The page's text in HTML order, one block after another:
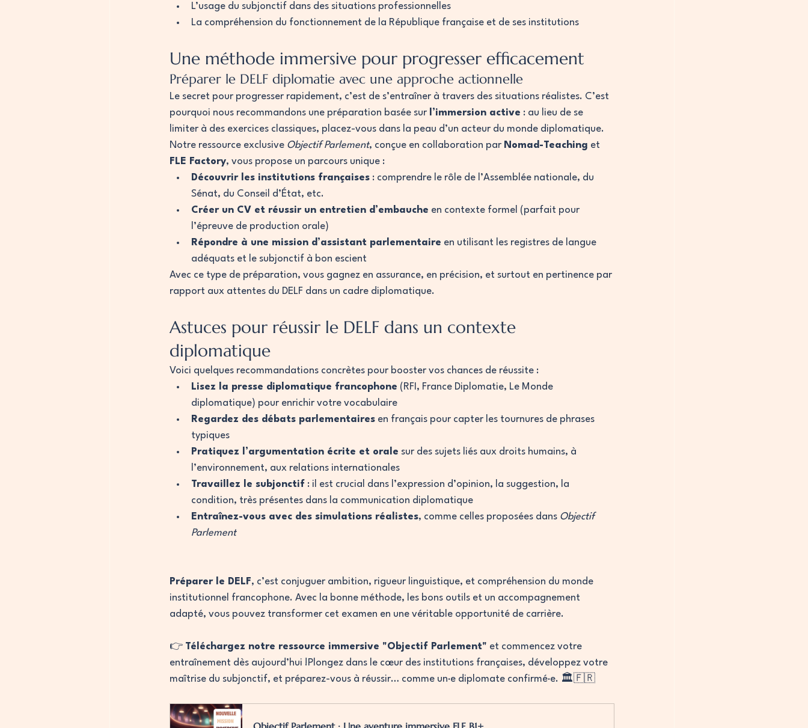
L’usage du subjonctif dans des situations professionnelles
La compréhension du fonctionnement de la République française et de ses institutions
Une méthode immersive pour progresser efficacement
Préparer le DELF diplomatie avec une approche actionnelle
Le secret pour progresser rapidement, c’est de s’entraîner à travers des situations réalistes. C’est
pourquoi nous recommandons une préparation basée sur l’immersion active : au lieu de se
limiter à des exercices classiques, placez-vous dans la peau d’un acteur du monde diplomatique.
Notre ressource exclusive Objectif Parlement, conçue en collaboration par Nomad-Teaching et
FLE Factory, vous propose un parcours unique :
Découvrir les institutions françaises : comprendre le rôle de l’Assemblée nationale, du
Sénat, du Conseil d’État, etc.
Créer un CV et réussir un entretien d’embauche en contexte formel (parfait pour
l’épreuve de production orale)
Répondre à une mission d’assistant parlementaire en utilisant les registres de langue
adéquats et le subjonctif à bon escient
Avec ce type de préparation, vous gagnez en assurance, en précision, et surtout en pertinence par
rapport aux attentes du DELF dans un cadre diplomatique.
Astuces pour réussir le DELF dans un contexte
diplomatique
Voici quelques recommandations concrètes pour booster vos chances de réussite :
Lisez la presse diplomatique francophone (RFI, France Diplomatie, Le Monde
diplomatique) pour enrichir votre vocabulaire
Regardez des débats parlementaires en français pour capter les tournures de phrases
typiques
Pratiquez l’argumentation écrite et orale sur des sujets liés aux droits humains, à
l’environnement, aux relations internationales
Travaillez le subjonctif : il est crucial dans l’expression d’opinion, la suggestion, la
condition, très présentes dans la communication diplomatique
Entraînez-vous avec des simulations réalistes, comme celles proposées dans Objectif
Parlement
Préparer le DELF, c’est conjuguer ambition, rigueur linguistique, et compréhension du monde
institutionnel francophone. Avec la bonne méthode, les bons outils et un accompagnement
adapté, vous pouvez transformer cet examen en une véritable opportunité de carrière.
👉 Téléchargez notre ressource immersive "Objectif Parlement" et commencez votre
entraînement dès aujourd’hui !Plongez dans le cœur des institutions françaises, développez votre
maîtrise du subjonctif, et préparez-vous à réussir… comme un·e diplomate confirmé·e. 🏛️🇫🇷